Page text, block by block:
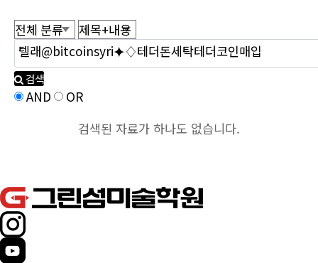
검색
AND
OR
검색된 자료가 하나도 없습니다.